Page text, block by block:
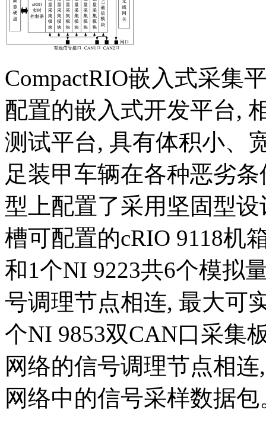
CompactRIO嵌入式采集
配置的嵌入式开发平台,
测试平台, 具有体积小、
足装甲车辆在各种恶劣
型上配置了采用坚固型
槽可配置的cRIO 9118机
和1个NI 9223共6个模拟
号调理节点相连, 最大可
个NI 9853双CAN口采集
网络的信号调理节点相
网络中的信号采样数据包